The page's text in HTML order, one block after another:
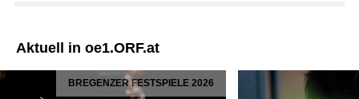
Solist/Solistin: Gottlieb Wallisch /Klavier
Ausführender/Ausführende: Gottlieb
WALLISCH/geb.1978, Wien
Aktuell in oe1.ORF.at
BREGENZER FESTSPIELE 2026